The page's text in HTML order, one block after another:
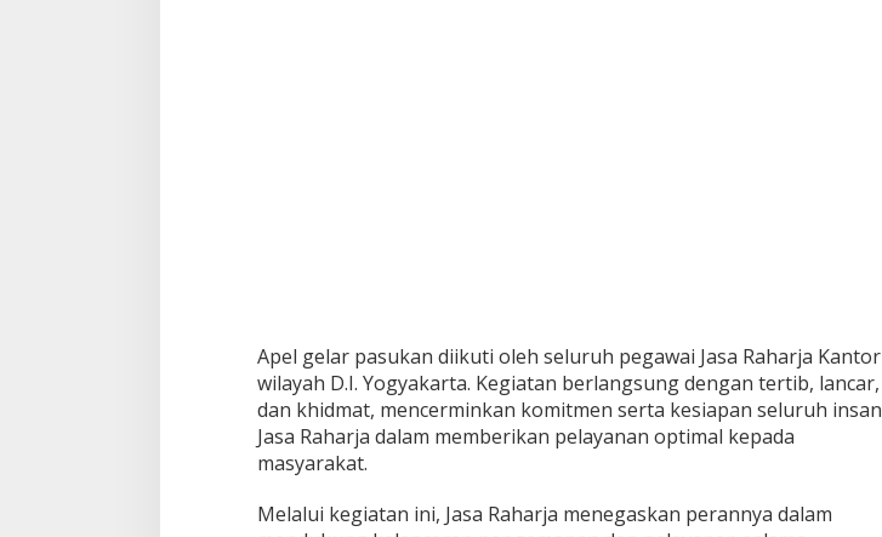
Apel gelar pasukan diikuti oleh seluruh pegawai Jasa Raharja Kantor
wilayah D.I. Yogyakarta. Kegiatan berlangsung dengan tertib, lancar,
dan khidmat, mencerminkan komitmen serta kesiapan seluruh insan
Jasa Raharja dalam memberikan pelayanan optimal kepada
masyarakat.
Melalui kegiatan ini, Jasa Raharja menegaskan perannya dalam